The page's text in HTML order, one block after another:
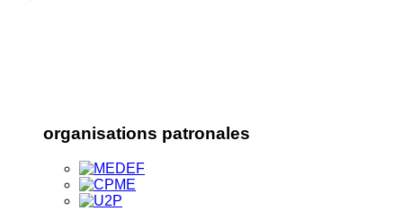
organisations patronales